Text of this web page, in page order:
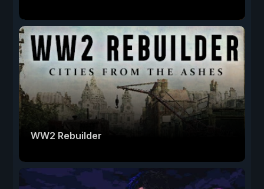
WW2 Rebuilder